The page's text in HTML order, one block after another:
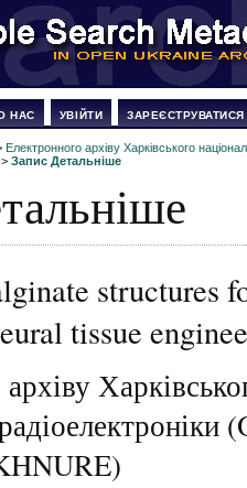
НАС УВІЙТИ ЗАРЕЄСТРУВАТИСЯ
Електронного архіву Харківського
> Запис Детальніше
structures
tissue